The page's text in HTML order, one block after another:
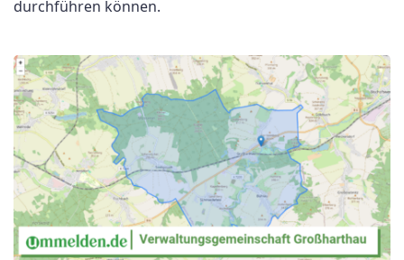
durchführen können.